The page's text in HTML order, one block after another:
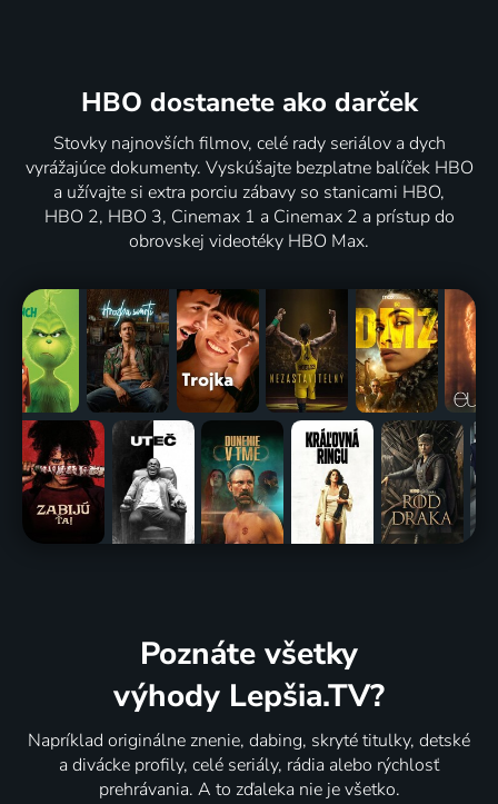
HBO dostanete ako darček
Stovky najnovších filmov, celé rady seriálov a dych
vyrážajúce dokumenty. Vyskúšajte bezplatne balíček HBO
a užívajte si extra porciu zábavy so stanicami HBO,
HBO 2, HBO 3, Cinemax 1 a Cinemax 2 a prístup do
obrovskej videotéky HBO Max.
Poznáte všetky
výhody Lepšia.TV?
Napríklad originálne znenie, dabing, skryté titulky, detské
a divácke profily, celé seriály, rádia alebo rýchlosť
prehrávania. A to zďaleka nie je všetko.